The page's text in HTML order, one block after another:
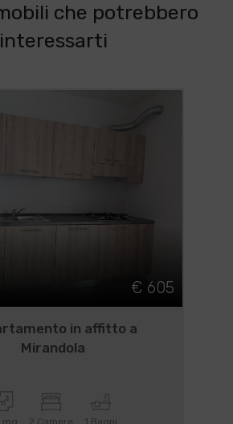
che potrebbero
interessarti
€ 605
in affitto a
Mirandola
mq 2 Camere 1 Bagni